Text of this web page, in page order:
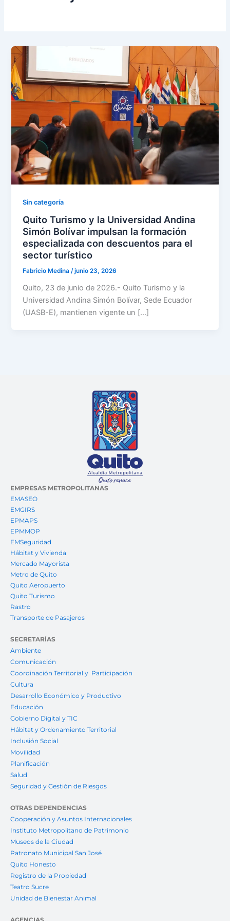
Sin categoría
Quito Turismo y la Universidad Andina
Simón Bolívar impulsan la formación
especializada con descuentos para el
sector turístico
Fabricio Medina/junio 23, 2026
Quito, 23 de junio de 2026.- Quito Turismo y la
Universidad Andina Simón Bolívar, Sede Ecuador
(UASB-E), mantienen vigente un […]
EMPRESAS METROPOLITANAS
EMASEO
EMGIRS
EPMAPS
EPMMOP
EMSeguridad
Hábitat y Vivienda
Mercado Mayorista
Metro de Quito
Quito Aeropuerto
Quito Turismo
Rastro
Transporte de Pasajeros
SECRETARÍAS
Ambiente
Comunicación
Coordinación Territorial y Participación
Cultura
Desarrollo Económico y Productivo
Educación
Gobierno Digital y TIC
Hábitat y Ordenamiento Territorial
Inclusión Social
Movilidad
Planificación
Salud
Seguridad y Gestión de Riesgos
OTRAS DEPENDENCIAS
Cooperación y Asuntos Internacionales
Instituto Metropolitano de Patrimonio
Museos de la Ciudad
Patronato Municipal San José
Quito Honesto
Registro de la Propiedad
Teatro Sucre
Unidad de Bienestar Animal